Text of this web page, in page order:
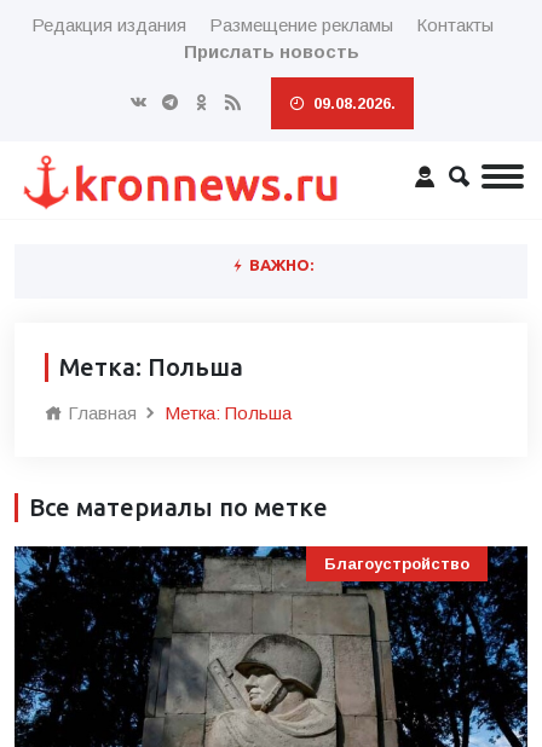
Редакция издания Размещение рекламы
Контакты
Прислать новость
09.08.2026.
ВАЖНО:
Метка: Польша
Главная Метка: Польша
Все материалы по метке
Благоустройство